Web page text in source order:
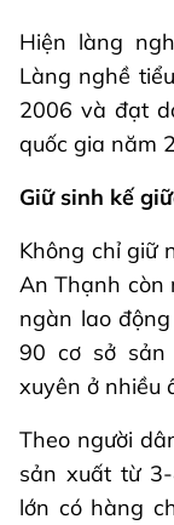
Hiện làng
Làng nghề
2006 và đạt
quốc gia năm
Giữ sinh kế
Không chỉ giữ
An Thạnh còn
ngàn lao
90 cơ sở sản
xuyên ở nhiều
Theo người
sản xuất từ
lớn có hàng